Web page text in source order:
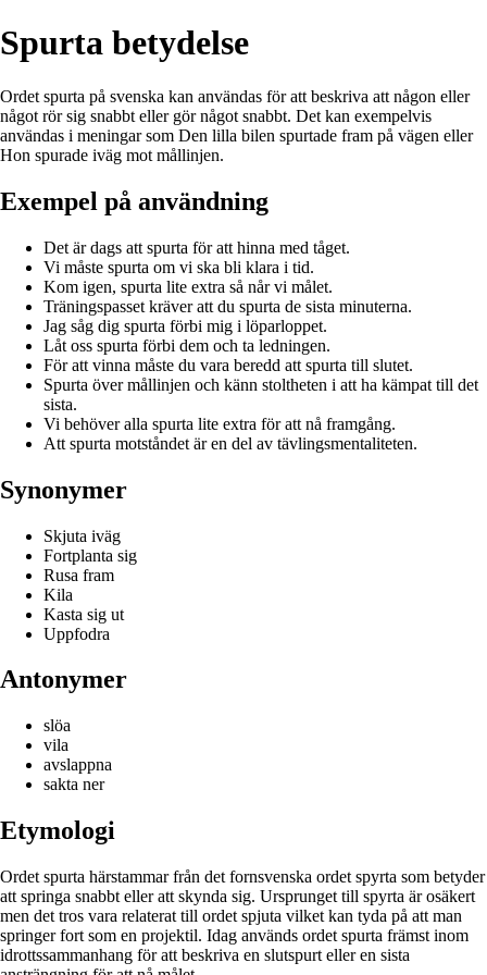
Spurta betydelse
Ordet spurta på svenska kan användas för att beskriva att någon eller
något rör sig snabbt eller gör något snabbt. Det kan exempelvis
användas i meningar som Den lilla bilen spurtade fram på vägen eller
Hon spurade iväg mot mållinjen.
Exempel på användning
Det är dags att spurta för att hinna med tåget.
Vi måste spurta om vi ska bli klara i tid.
Kom igen, spurta lite extra så når vi målet.
Träningspasset kräver att du spurta de sista minuterna.
Jag såg dig spurta förbi mig i löparloppet.
Låt oss spurta förbi dem och ta ledningen.
För att vinna måste du vara beredd att spurta till slutet.
Spurta över mållinjen och känn stoltheten i att ha kämpat till det
sista.
Vi behöver alla spurta lite extra för att nå framgång.
Att spurta motståndet är en del av tävlingsmentaliteten.
Synonymer
Skjuta iväg
Fortplanta sig
Rusa fram
Kila
Kasta sig ut
Uppfodra
Antonymer
slöa
vila
avslappna
sakta ner
Etymologi
Ordet spurta härstammar från det fornsvenska ordet spyrta som betyder
att springa snabbt eller att skynda sig. Ursprunget till spyrta är osäkert
men det tros vara relaterat till ordet spjuta vilket kan tyda på att man
springer fort som en projektil. Idag används ordet spurta främst inom
idrottssammanhang för att beskriva en slutspurt eller en sista